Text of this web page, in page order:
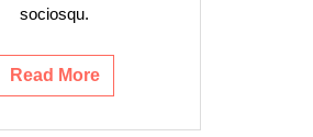
sociosqu.
Read More